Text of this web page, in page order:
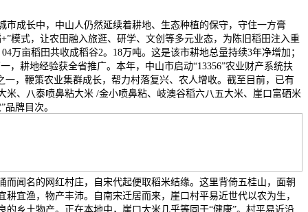
长中，中山人仍然延续着耕地、生态种植的保守，守住一方膏
模式，让农田融入旅逛、研学、文创等多元业态，为陈旧稻田注入重
万亩稻田共收成稻谷2。18万吨。这是该市耕地总量持续3年净增加；
，耕地经验获全省推广。本年，中山市启动“13356”农业财产系统扶
一，鞭策农业集群成长，帮力村落复兴、农人增收。截至目前，已有
米、八泰喷鼻粘大米 /金小喷鼻粘、岐澳谷稻六八五大米、崖口富硒米
牌目次。
而闻名的网红村庄，自宋代起便取稻米结缘。这里背倚五桂山，面朝
耕宜渔，物产丰沛。自南宋迁居而来，崖口村平易近世代以农为生，
的乡土物产。正在本地中，崖口大米几乎等同于“健康”。村平易近沿